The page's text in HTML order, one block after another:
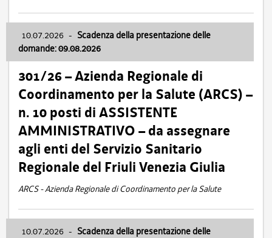
10.07.2026 - Scadenza della presentazione delle
domande: 09.08.2026
301/26 – Azienda Regionale di
Coordinamento per la Salute (ARCS) –
n. 10 posti di ASSISTENTE
AMMINISTRATIVO – da assegnare
agli enti del Servizio Sanitario
Regionale del Friuli Venezia Giulia
ARCS - Azienda Regionale di Coordinamento per la Salute
10.07.2026 - Scadenza della presentazione delle